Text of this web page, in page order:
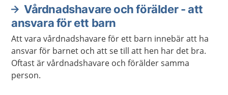
barn och unga fram till den dag man fyller 18 år.
Vårdnadshavare och förälder - att
ansvara för ett barn
Att vara vårdnadshavare för ett barn innebär att ha
ansvar för barnet och att se till att hen har det bra.
Oftast är vårdnadshavare och förälder samma
person.